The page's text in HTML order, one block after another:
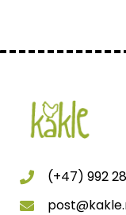
(+47) 992